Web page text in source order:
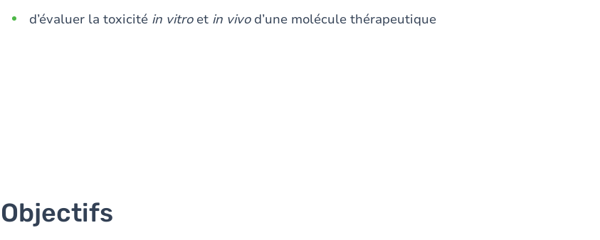
d’évaluer la toxicité in vitroet in vivod’une molécule thérapeutique
Objectifs